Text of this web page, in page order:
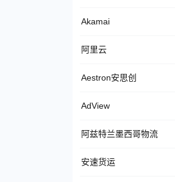
Akamai
阿里云
Aestron安思创
AdView
阿兹特兰墨西哥物流
安速货运